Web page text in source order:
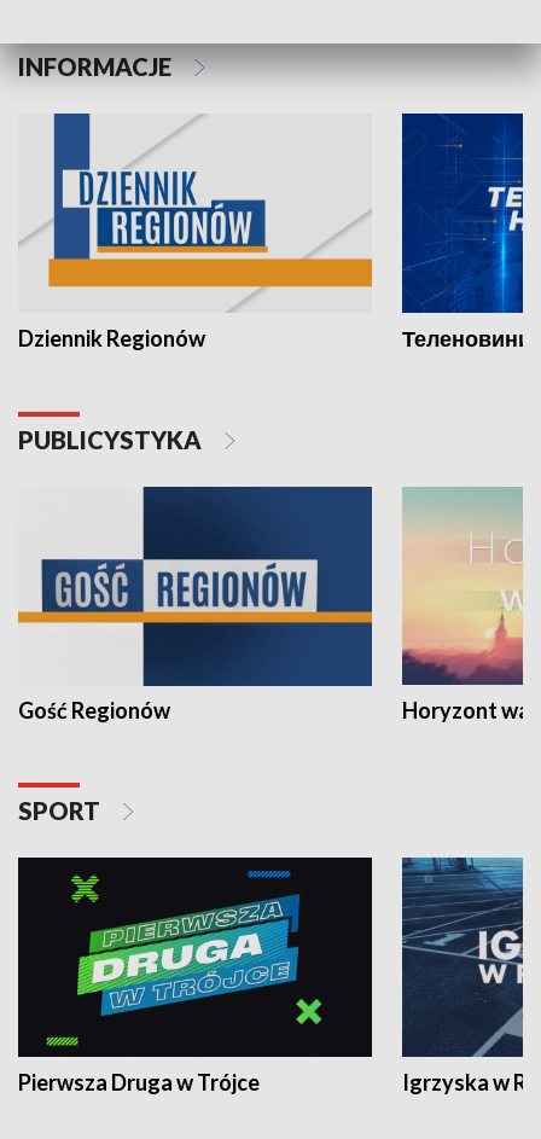
INFORMACJE
Dziennik Regionów Теленовини
PUBLICYSTYKA
Gość Regionów Horyzont
SPORT
Pierwsza Druga w Trójce Igrzyska w